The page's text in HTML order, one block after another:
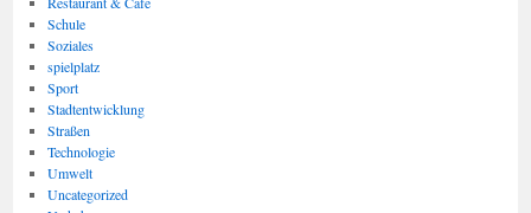
Schule
Soziales
spielplatz
Sport
Stadtentwicklung
Straßen
Technologie
Umwelt
Uncategorized